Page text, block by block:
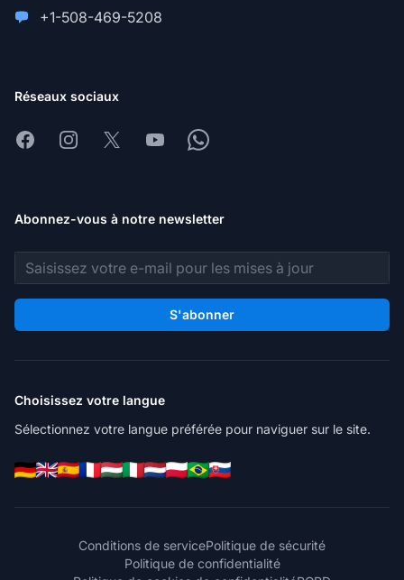
+1-508-469-5208
Réseaux sociaux
FacebookInstagram
X YoutubeWhatsapp
Abonnez-vous à notre newsletter
Adresse e-mail
S'abonner
Choisissez votre langue
Sélectionnez votre langue préférée pour naviguer sur le site.
Conditions de servicePolitique de sécurité
Politique de confidentialité